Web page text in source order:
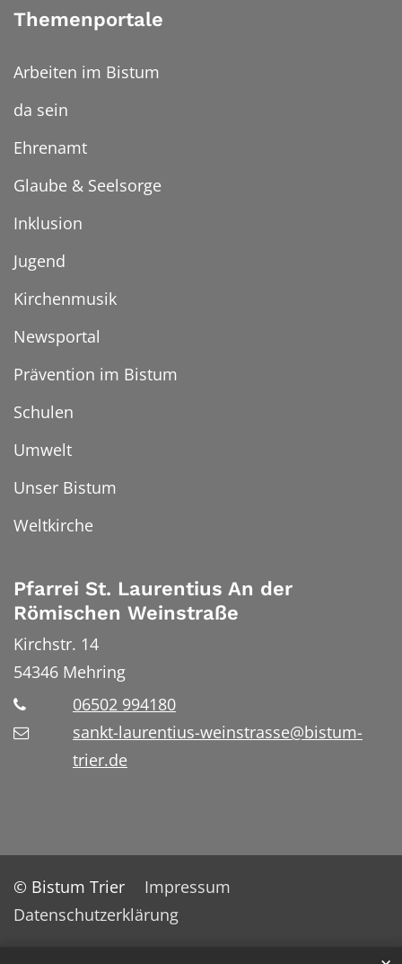
Themenportale
Arbeiten im Bistum
da sein
Ehrenamt
Glaube & Seelsorge
Inklusion
Jugend
Kirchenmusik
Newsportal
Prävention im Bistum
Schulen
Umwelt
Unser Bistum
Weltkirche
Pfarrei St. Laurentius An der
Römischen Weinstraße
Kirchstr. 14
54346 Mehring
06502 994180
sankt-laurentius-weinstrasse@bistum-
trier.de
© Bistum Trier
Impressum
Datenschutzerklärung